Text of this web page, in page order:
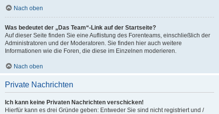
Nach oben
Was bedeutet der „Das Team“-Link auf der Startseite?
Auf dieser Seite finden Sie eine Auflistung des Forenteams, einschließlich der
Administratoren und der Moderatoren. Sie finden hier auch weitere
Informationen wie die Foren, die diese im Einzelnen moderieren.
Nach oben
Private Nachrichten
Ich kann keine Privaten Nachrichten verschicken!
Hierfür kann es drei Gründe geben: Entweder Sie sind nicht registriert und /